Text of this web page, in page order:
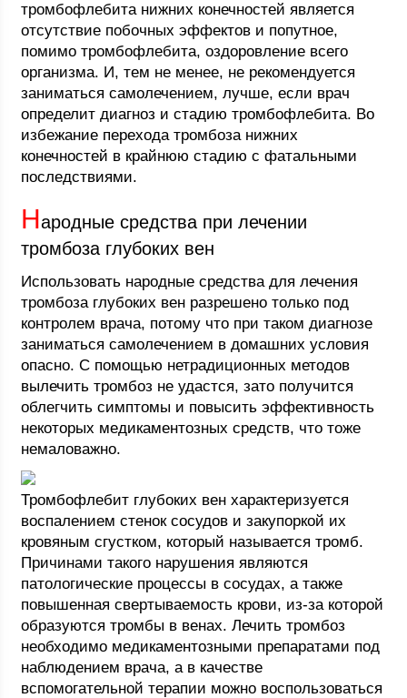
тромбофлебита нижних конечностей является
отсутствие побочных эффектов и попутное,
помимо тромбофлебита, оздоровление всего
организма. И, тем не менее, не рекомендуется
заниматься самолечением, лучше, если врач
определит диагноз и стадию тромбофлебита. Во
избежание перехода тромбоза нижних
конечностей в крайнюю стадию с фатальными
последствиями.
Народные средства при лечении
тромбоза глубоких вен
Использовать народные средства для лечения
тромбоза глубоких вен разрешено только под
контролем врача, потому что при таком диагнозе
заниматься самолечением в домашних условия
опасно. С помощью нетрадиционных методов
вылечить тромбоз не удастся, зато получится
облегчить симптомы и повысить эффективность
некоторых медикаментозных средств, что тоже
немаловажно.
Тромбофлебит глубоких вен характеризуется
воспалением стенок сосудов и закупоркой их
кровяным сгустком, который называется тромб.
Причинами такого нарушения являются
патологические процессы в сосудах, а также
повышенная свертываемость крови, из-за которой
образуются тромбы в венах. Лечить тромбоз
необходимо медикаментозными препаратами под
наблюдением врача, а в качестве
вспомогательной терапии можно воспользоваться